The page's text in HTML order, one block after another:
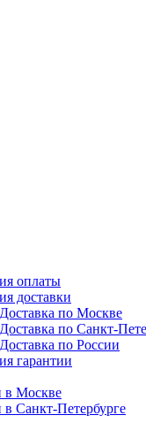
оплаты
доставки
Доставка по Москве
Доставка по Санкт-
Доставка по России
гарантии
в Москве
в Санкт-Петербурге